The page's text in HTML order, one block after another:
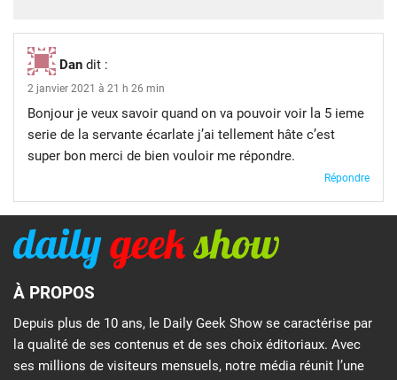
Dan dit :
2 janvier 2021 à 21 h 26 min
Bonjour je veux savoir quand on va pouvoir voir la 5 ieme
serie de la servante écarlate j’ai tellement hâte c’est
super bon merci de bien vouloir me répondre.
Répondre
À PROPOS
Depuis plus de 10 ans, le Daily Geek Show se caractérise par
la qualité de ses contenus et de ses choix éditoriaux. Avec
ses millions de visiteurs mensuels, notre média réunit l’une